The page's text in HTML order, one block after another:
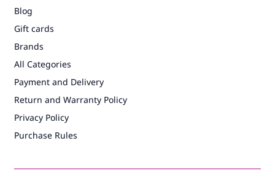
Blog
Gift cards
Brands
All Categories
Payment and Delivery
Return and Warranty Policy
Privacy Policy
Purchase Rules